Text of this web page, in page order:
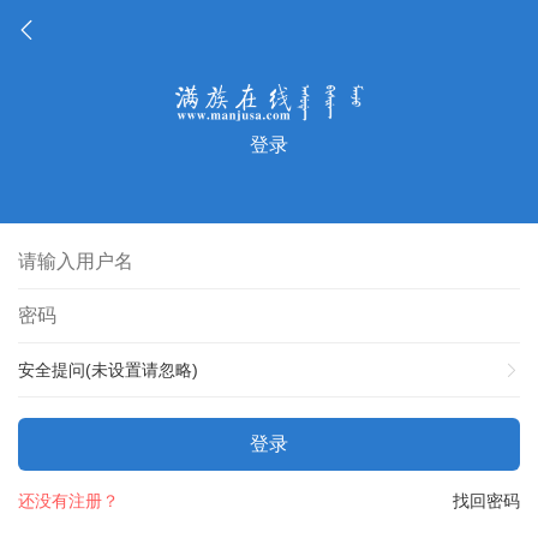
登录
安全提问(未设置请忽略)
登录
找回密码
还没有注册？